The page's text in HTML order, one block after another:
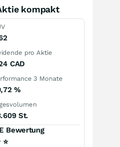
kompakt
pro Aktie
CAD
3 Monate
%
St.
Bewertung
⭐